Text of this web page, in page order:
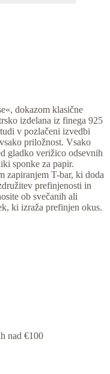
dokazom klasične
izdelana iz finega 925
v pozlačeni izvedbi
priložnost. Vsako
gladko verižico odsevnih
sponke za papir.
zapiranjem T-bar, ki doda
prefinjenosti in
ob svečanih ali
ki izraža prefinjen okus.
nad €100